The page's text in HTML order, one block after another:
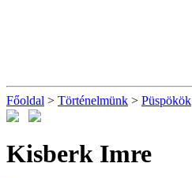
Főoldal > Történelmünk > Püspökök
Kisberk Imre